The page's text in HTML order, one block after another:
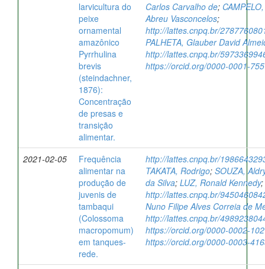
larvicultura do
peixe
ornamental
amazônico
Pyrrhulina
brevis
(steindachner,
1876):
Concentração
de presas e
transição
alimentar.
Carlos Carvalho de;
Abreu Vasconcelos;
http://lattes.cnpq.br/
PALHETA, Glauber David
http://lattes.cnpq.br/
https://orcid.org/0000-0001-
2021-02-05
Frequência
alimentar na
produção de
juvenis de
tambaqui
(Colossoma
macropomum)
em tanques-
rede.
http://lattes.cnpq.br/
TAKATA, Rodrigo; SOUZA,
da Silva; LUZ, Ronald Kennedy;
http://lattes.cnpq.br/
Nuno Filipe Alves Correia de
http://lattes.cnpq.br/
https://orcid.org/0000-0002-
https://orcid.org/0000-0003-